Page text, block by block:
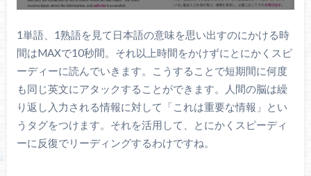
1単語、1熟語を見て日本語の意味を思い出すのにかける時
間はMAXで10秒間。それ以上時間をかけずにとにかくスピ
ーディーに読んでいきます。こうすることで短期間に何度
も同じ英文にアタックすることができます。人間の脳は繰
り返し入力される情報に対して「これは重要な情報」とい
うタグをつけます。それを活用して、とにかくスピーディ
ーに反復でリーディングするわけですね。